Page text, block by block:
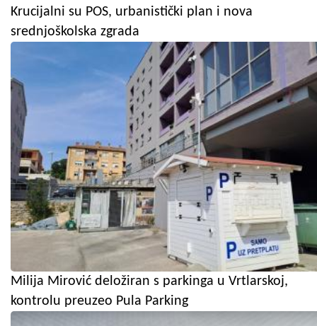
Krucijalni su POS, urbanistički plan i nova
srednjoškolska zgrada
Milija Mirović deložiran s parkinga u Vrtlarskoj,
kontrolu preuzeo Pula Parking